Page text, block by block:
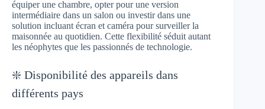
équiper une chambre, opter pour une version
intermédiaire dans un salon ou investir dans une
solution incluant écran et caméra pour surveiller la
maisonnée au quotidien. Cette flexibilité séduit autant
les néophytes que les passionnés de technologie.
❇️ Disponibilité des appareils dans
différents pays